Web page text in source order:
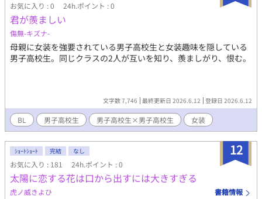
お気に入り : 0 24h.ポイント : 0
君が羨ましい
傷無-キズナ-
母親に女装を強要されている男子高校生と女装趣味を隠している
男子高校生。同じクラスの2人が互いを知り、羨ましがり、恨む。
文字数 7,746 最終更新日 2026.6.12 登録日 2026.6.12
BL 男子高校生 男子高校生×男子高校生 女装
12
ｼｮｰﾄｼｮｰﾄ 完結 なし
お気に入り : 181 24h.ポイント : 0
太陽に恋する花は口から出すには大きすぎる
虎ノ威きよひ 書籍情報